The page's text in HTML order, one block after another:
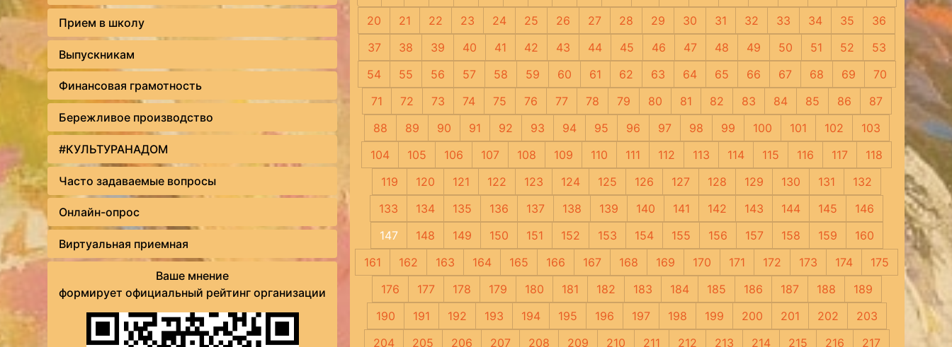
Прием в школу
Выпускникам
Финансовая грамотность
Бережливое производство
#КУЛЬТУРАНАДОМ
Часто задаваемые вопросы
Онлайн-опрос
Виртуальная приемная
Ваше мнение
формирует официальный рейтинг организации
20
21 22 23 24 25 26 27 28 29 30 31 32 33 34 35
36
37
38 39 40 41 42 43 44 45 46 47 48 49 50 51 52
53
54
55 56 57 58 59 60 61 62 63 64 65 66 67 68 69
70
71
72 73 74 75 76 77 78 79 80 81 82 83 84 85 86
87
88
89 90 91 92 93 94 95 96 97 98 99 100 101 102
103
104
105 106 107 108 109 110 111 112 113 114 115 116 117
118
119
120 121 122 123 124 125 126 127 128 129 130 131
132
133
134 135 136 137 138 139 140 141 142 143 144 145
146
147
148 149 150 151 152 153 154 155 156 157 158 159
160
161
162 163 164 165 166 167 168 169 170 171 172 173 174
175
176
177 178 179 180 181 182 183 184 185 186 187 188
189
190
191 192 193 194 195 196 197 198 199 200 201 202
203
204
205 206 207 208 209 210 211 212 213 214 215 216
217